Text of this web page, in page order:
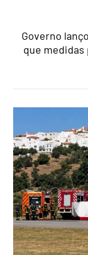
Governo
que medidas